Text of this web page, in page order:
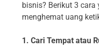
bisnis? Berikut 3
menghemat uang
1. Cari Tempat atau